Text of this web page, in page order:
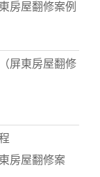
房屋翻修案例
屏東房屋翻修
房屋翻修案